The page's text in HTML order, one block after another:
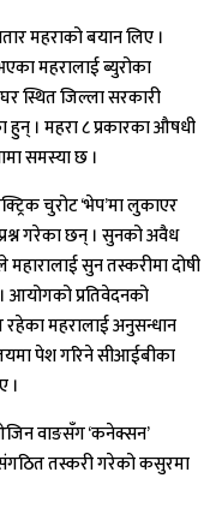
महराको बयान लिए ।
महरालाई ब्युरोका
स्थित जिल्ला सरकारी
हुन् । महरा ८ प्रकारका औषधी
समस्या छ ।
चुरोट ‘भेप’मा लुकाएर
गरेका छन् । सुनको अवैध
सुन तस्करीमा दोषी
आयोगको प्रतिवेदनको
रहेका महरालाई अनुसन्धान
पेश गरिने सीआईबीका
।
वाङसँग ‘कनेक्सन’
तस्करी गरेको कसुरमा